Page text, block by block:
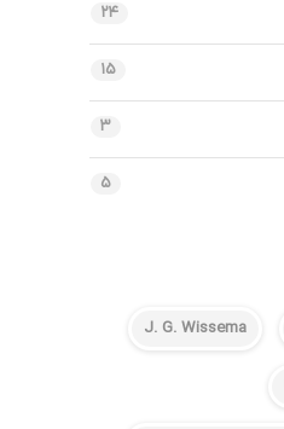
۲۴
۱۵
۳
۵
J. G. Wissema